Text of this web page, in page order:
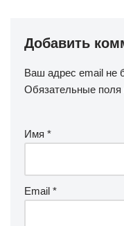
Добавить
Ваш адрес email не
Обязательные
Имя *
Email *